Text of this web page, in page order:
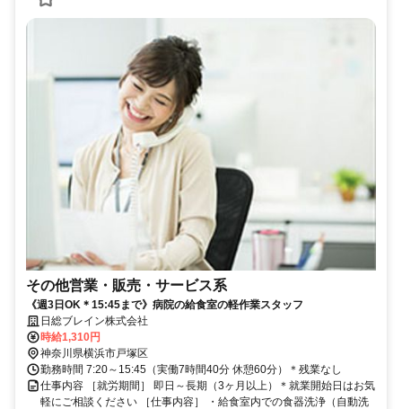
その他営業・販売・サービス系
《週3日OK＊15:45まで》病院の給食室の軽作業スタッフ
日総ブレイン株式会社
時給1,310円
神奈川県横浜市戸塚区
勤務時間 7:20～15:45（実働7時間40分 休憩60分）＊残業なし
仕事内容 ［就労期間］ 即日～長期（3ヶ月以上）＊就業開始日はお気
軽にご相談ください ［仕事内容］ ・給食室内での食器洗浄（自動洗